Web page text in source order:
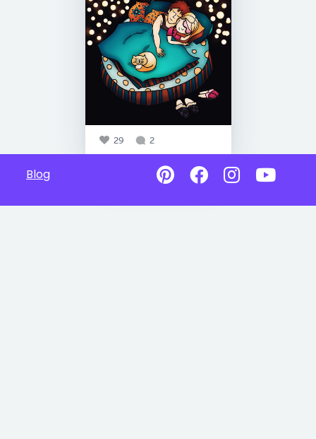
29 2
Blog